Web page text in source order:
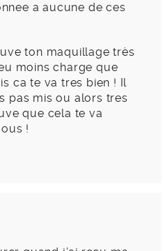
a aucune de ces
ton maquillage très
moins charge que
ca te va tres bien ! Il
pas mis ou alors tres
que cela te va
!